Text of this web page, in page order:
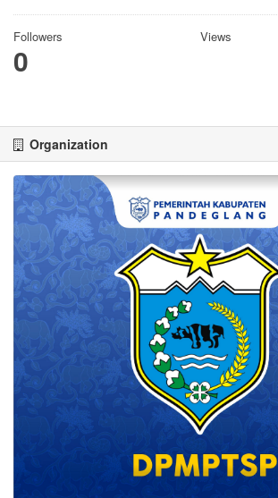
Followers
0
Views
Organization